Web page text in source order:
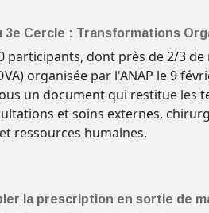
3e Cercle : Transformations
participants, dont près de 2/3
organisée par l'ANAP le 9
un document qui restitue les
et soins externes,
ressources humaines.
la prescription en sortie de